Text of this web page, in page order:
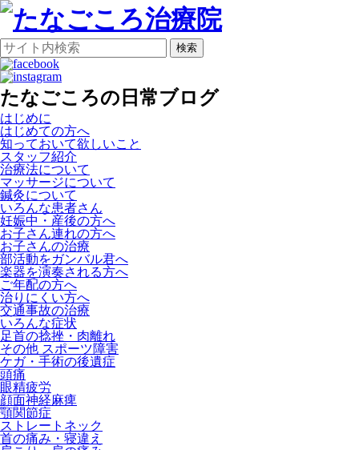
検索
たなごころの日常ブログ
はじめに
はじめての方へ
知っておいて欲しいこと
スタッフ紹介
治療法について
マッサージについて
鍼灸について
いろんな患者さん
妊娠中・産後の方へ
お子さん連れの方へ
お子さんの治療
部活動をガンバル君へ
楽器を演奏される方へ
ご年配の方へ
治りにくい方へ
交通事故の治療
いろんな症状
足首の捻挫・肉離れ
その他 スポーツ障害
ケガ・手術の後遺症
頭痛
眼精疲労
顔面神経麻痺
顎関節症
ストレートネック
首の痛み・寝違え